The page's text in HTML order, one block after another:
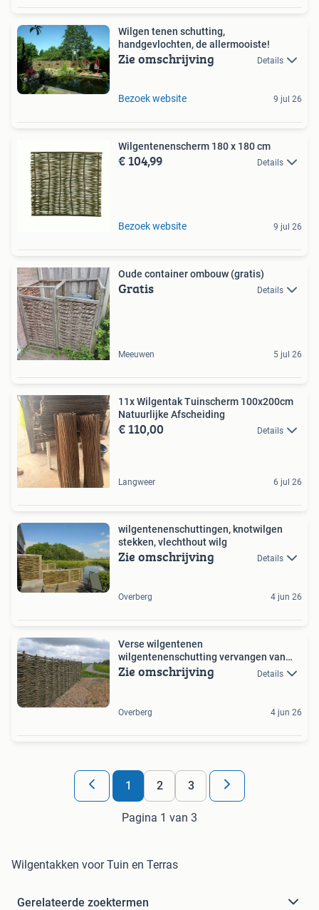
Wilgen tenen schutting,
handgevlochten, de allermooiste!
Zie omschrijving Details
Bezoek website 9 jul 26
Wilgentenenscherm 180 x 180 cm
€ 104,99 Details
Bezoek website 9 jul 26
Oude container ombouw (gratis)
Gratis Details
Meeuwen 5 jul 26
11x Wilgentak Tuinscherm 100x200cm
Natuurlijke Afscheiding
€ 110,00 Details
Langweer 6 jul 26
wilgentenenschuttingen, knotwilgen
stekken, vlechthout wilg
Zie omschrijving Details
Overberg 4 jun 26
Verse wilgentenen
wilgentenenschutting vervangen van
haag
Zie omschrijving Details
Overberg 4 jun 26
1 2 3
Pagina 1 van 3
Wilgentakken voor Tuin en Terras
Gerelateerde zoektermen